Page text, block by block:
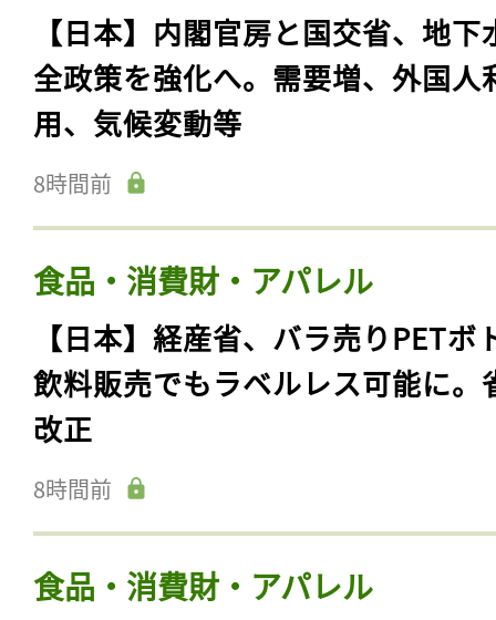
【日本】内閣官房と国交省、地下
全政策を強化へ。需要増、外国人
用、気候変動等
8時間前
食品・消費財・アパレル
【日本】経産省、バラ売りPETボ
飲料販売でもラベルレス可能に。
改正
8時間前
食品・消費財・アパレル